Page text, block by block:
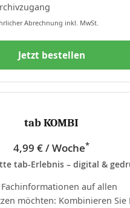
Abrechnung inkl. MwSt.
Jetzt bestellen
tab KOMBI
4,99 € / Woche*
tab-Erlebnis – digital &
auf allen
möchten: Kombinieren Sie